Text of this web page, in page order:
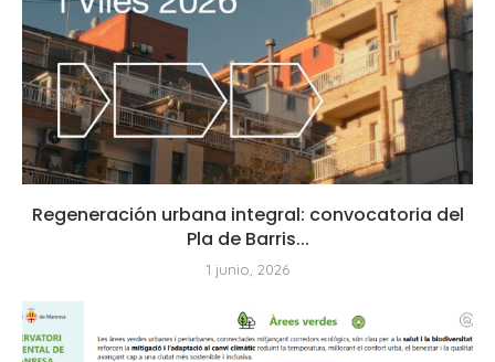
Regeneración urbana integral: convocatoria del
Pla de Barris...
1 junio, 2026